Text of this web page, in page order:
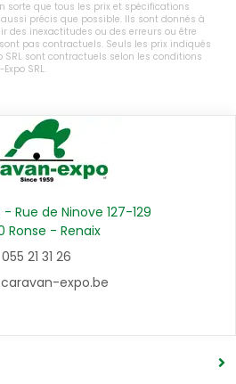
sorte que tous les prix et spécifications
précis que possible. Ils sont donnés à
des inexactitudes ou des erreurs ou être
pas contractuels. Seuls les prix indiqués
SRL sont contractuels selon les conditions
SRL.
Rue de Ninove 127-129
Ronse - Renaix
055 21 31 26
expo.be